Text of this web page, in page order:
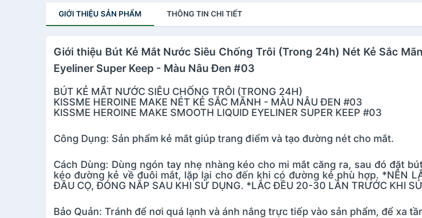
GIỚI THIỆU SẢN PHẨM THÔNG TIN CHI TIẾT
Giới thiệu Bút Kẻ Mắt Nước Siêu Chống Trôi (Trong 24h) Nét Kẻ Sắc
Eyeliner Super Keep - Màu Nâu Đen #03
BÚT KẺ MẮT NƯỚC SIÊU CHỐNG TRÔI (TRONG 24H)
KISSME HEROINE MAKE NÉT KẺ SẮC MÃNH - MÀU NÂU ĐEN #03
KISSME HEROINE MAKE SMOOTH LIQUID EYELINER SUPER KEEP #03
Công Dụng: Sản phẩm kẻ mắt giúp trang điểm và tạo đường nét cho mắt.
Cách Dùng: Dùng ngón tay nhẹ nhàng kéo cho mi mắt căng ra, sau đó đặt
kéo đường kẻ về đuôi mắt, lặp lại cho đến khi có đường kẻ phù hợp. *NÊN
ĐẦU CỌ, ĐÓNG NẮP SAU KHI SỬ DỤNG. *LẮC ĐỀU 20-30 LẦN TRƯỚC KHI
Bảo Quản: Tránh để nơi quá lạnh và ánh nắng trực tiếp vào sản phẩm, để xa